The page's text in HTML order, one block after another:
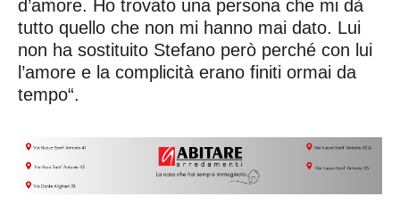
d’amore. Ho trovato una persona che mi dà
tutto quello che non mi hanno mai dato. Lui
non ha sostituito Stefano però perché con lui
l’amore e la complicità erano finiti ormai da
tempo“.